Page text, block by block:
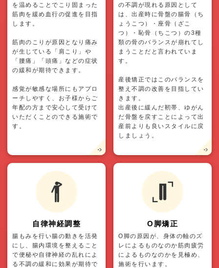
を温めることでこり固まった
筋肉を緩め血行の促進を目指
します。
筋肉のこりが原因となり痛み
が生じている「肩こり」や
「腰痛」「頭痛」などの症状
の緩和が期待できます。
感覚が敏感な場所にもアプロ
ーチしやすく、お子様からご
年配の方まで安心して受けて
いただくことのできる施術で
す。
の不調が現れる原因として
は、出産時に骨盤の腸骨（ち
ょうこつ）・座骨（ざこ
つ）・恥骨（ちこつ）の3種
類の骨のバランスが崩れてし
まうことだと言われていま
す。
産後矯正ではこのバランスを
整え不調の改善を目指してい
きます。
出産後に緩んだ靭帯、ゆがん
だ骨盤を戻すことによって出
産前よりも良いスタイルに戻
しましょう。
自律神経調整
腸もみを行い腸の動きを活発
にし、腸内環境を整えること
で便秘や自律神経の乱れによ
る不調の緩和に効果が期待で
O脚矯正
O脚の原因が、身体の軸のズ
レによるものなのか筋肉疲労
によるものなのかを見極め、
施術を行います。